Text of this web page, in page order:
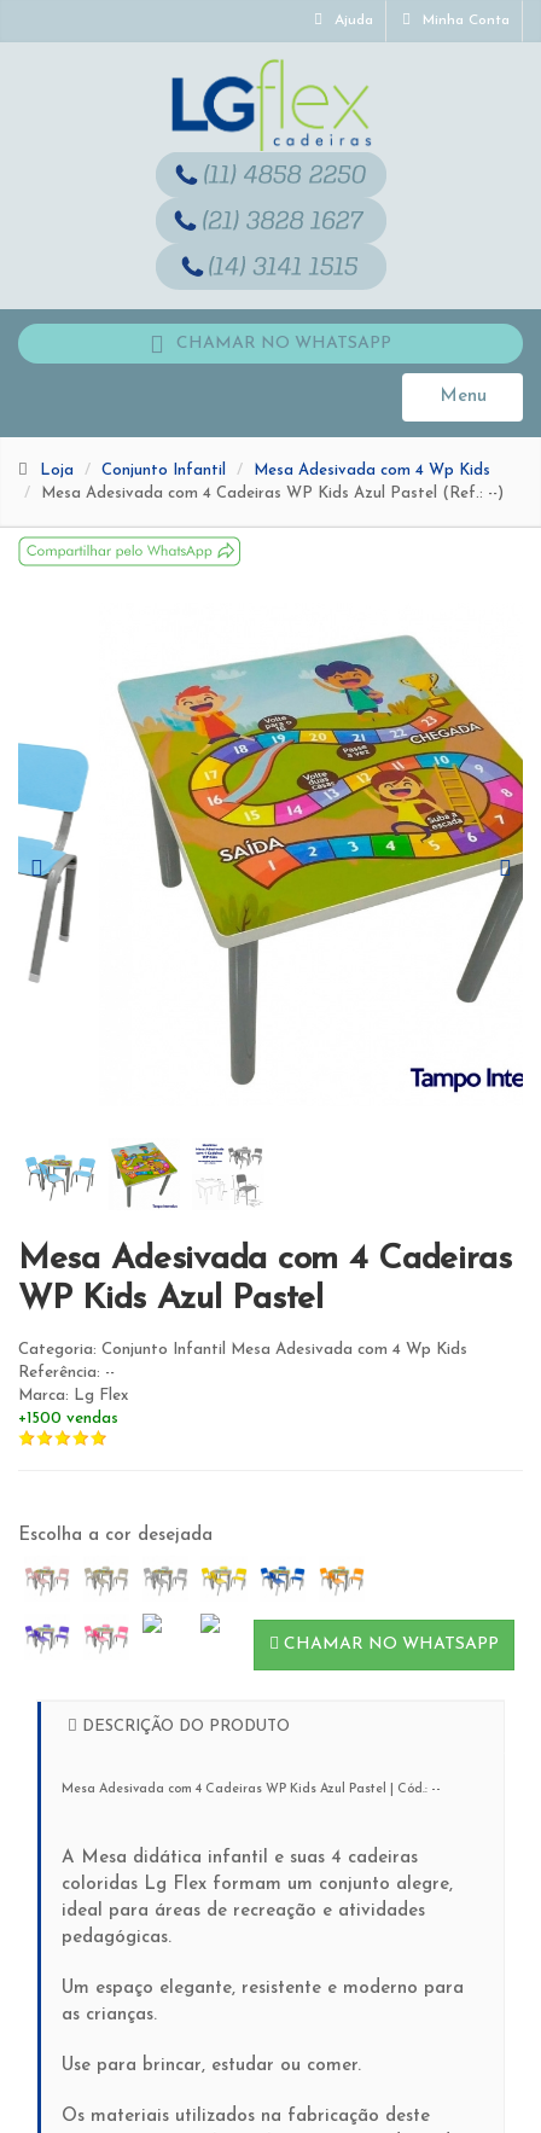
Ajuda Minha Conta
CHAMAR NO WHATSAPP
Menu
Toggle
Loja Conjunto Infantil
Mesa Adesivada com 4 Wp Kids
Mesa Adesivada com 4 Cadeiras WP Kids Azul Pastel (Ref.: --)
Mesa Adesivada com 4 Cadeiras
WP Kids Azul Pastel
Categoria: Conjunto Infantil Mesa Adesivada com 4 Wp Kids
Referência: --
Marca: Lg Flex
+1500 vendas
Escolha a cor desejada
CHAMAR NO WHATSAPP
DESCRIÇÃO DO PRODUTO
Mesa Adesivada com 4 Cadeiras WP Kids Azul Pastel | Cód.: --
A Mesa didática infantil e suas 4 cadeiras
coloridas Lg Flex formam um conjunto alegre,
ideal para áreas de recreação e atividades
pedagógicas.
Um espaço elegante, resistente e moderno para
as crianças.
Use para brincar, estudar ou comer.
Os materiais utilizados na fabricação deste